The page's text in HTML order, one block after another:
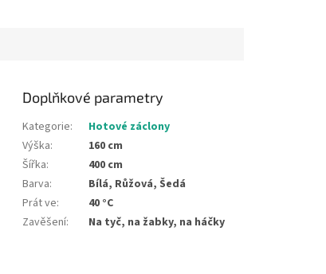
Doplňkové parametry
Kategorie:
Hotové záclony
Výška:
160 cm
Šířka:
400 cm
Barva:
Bílá, Růžová, Šedá
Prát ve:
40 °C
Zavěšení: Na tyč, na žabky, na háčky